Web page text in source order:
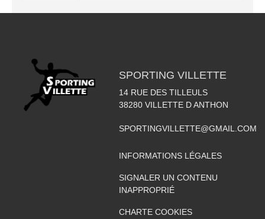
SPORTING VILLETTE
14 RUE DES TILLEULS
38280 VILLETTE D ANTHON
SPORTINGVILLETTE@GMAIL.COM
INFORMATIONS LÉGALES
SIGNALER UN CONTENU
INAPPROPRIÉ
CHARTE COOKIES